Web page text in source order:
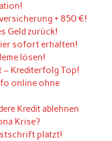
+ 850 €!
Geld zurück!
sofort erhalten!
lösen!
– Krediterfolg Top!
online ohne
Kredit ablehnen
Krise?
platzt!